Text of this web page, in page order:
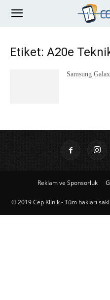
Etiket: A20e
Samsung
Reklam ve Sponsorluk
© 2019 Cep Klinik - Tüm hakları